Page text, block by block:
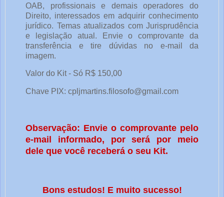
OAB, profissionais e demais operadores do
Direito, interessados em adquirir conhecimento
jurídico. Temas atualizados com Jurisprudência
e legislação atual. Envie o comprovante da
transferência e tire dúvidas no e-mail da
imagem.
Valor do Kit - Só R$ 150,00
Chave PIX: cpljmartins.filosofo@gmail.com
Observação: Envie o comprovante pelo
e-mail informado, por será por meio
dele que você receberá o seu Kit.
Bons estudos! E muito sucesso!